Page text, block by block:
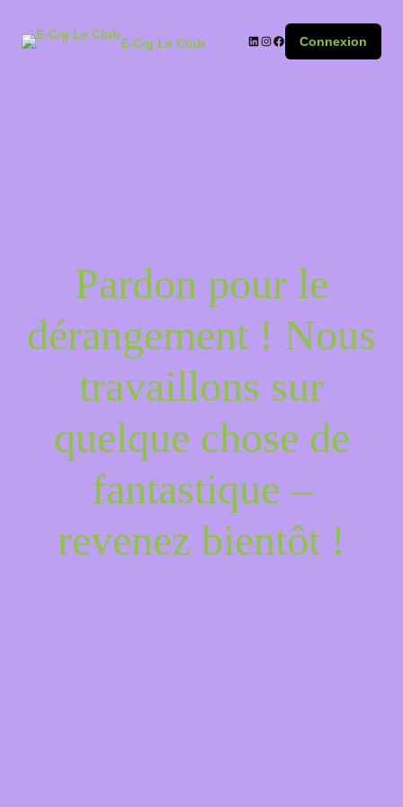
E-Cig Le Club Connexion
Pardon pour le
dérangement ! Nous
travaillons sur
quelque chose de
fantastique –
revenez bientôt !